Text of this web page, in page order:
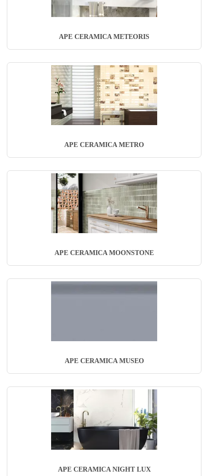
APE CERAMICA METEORIS
APE CERAMICA METRO
APE CERAMICA MOONSTONE
APE CERAMICA MUSEO
APE CERAMICA NIGHT LUX